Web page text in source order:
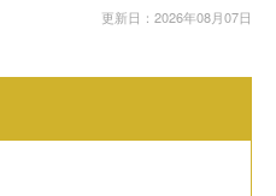
更新日：2026年08月07日